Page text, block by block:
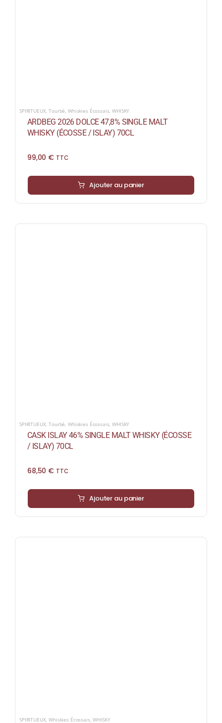
SPIRITUEUX,Tourbé, Whiskies Écossais,WHISKY
ARDBEG 2026 DOLCE 47,8% SINGLE MALT
WHISKY (ÉCOSSE / ISLAY) 70CL
99,00 € TTC
Ajouter au panier
SPIRITUEUX,Tourbé, Whiskies Écossais,WHISKY
CASK ISLAY 46% SINGLE MALT WHISKY (ÉCOSSE
/ ISLAY) 70CL
68,50 € TTC
Ajouter au panier
SPIRITUEUX,Whiskies Écossais,WHISKY